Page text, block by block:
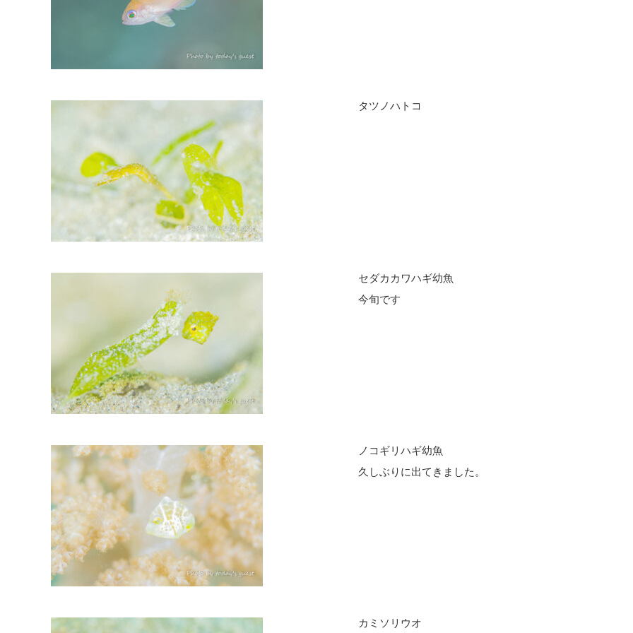
タツノハトコ
セダカカワハギ幼魚
今旬です
ノコギリハギ幼魚
久しぶりに出てきました。
カミソリウオ